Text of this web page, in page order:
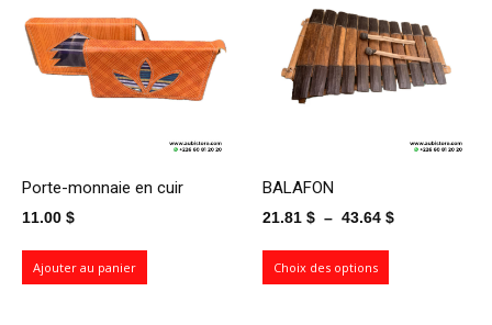
Porte-monnaie en cuir
11.00 $
Ajouter au panier
BALAFON
21.81 $ – 43.64 $Plage
Choix des options